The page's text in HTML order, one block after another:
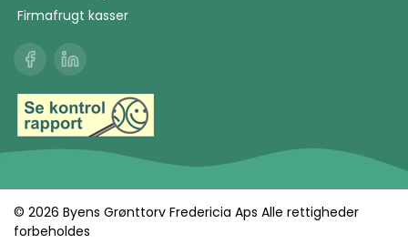
Firmafrugt kasser
© 2026 Byens Grønttorv Fredericia Aps Alle rettigheder
forbeholdes